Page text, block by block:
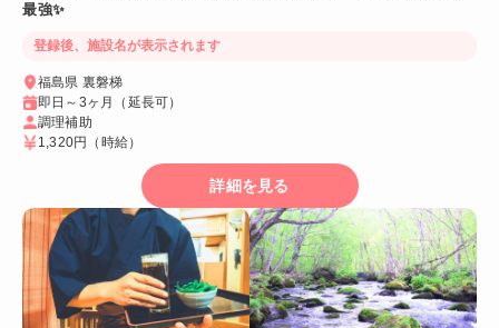
最強✨
登録後、施設名が表示されます
福島県 裏磐梯
即日～3ヶ月（延長可）
調理補助
1,320円
（時給）
詳細を見る